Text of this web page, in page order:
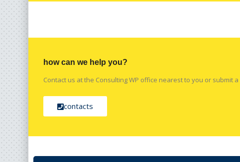
how can we help you?
Contact us at the Consulting WP office nearest to you or submit
contacts